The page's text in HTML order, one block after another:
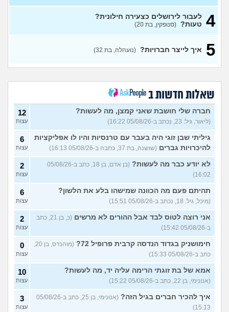
עדיין בזוי?
(Itay Daniel Asael,
הדיירת לקחה את החוזה
הקודם, מחקה והחליפה
תאריכים
עצות
איך אתם נוהגים לעדכן שכר
ההורים זרקו אותי מהבית, ואין
לי לאן ללכת
(ניתאי, בן 28)
משפחה בבניין שהורסת את
איכות החיים, מה אפשר לעשות
עם זה? (אלון, בן 18)
2
עצות
שכנים חסרי מנוח בבירת
העמק, איך להתמודד?
3
עצות
הלכו לנו 30 אלף שקל לפח,
איך להתמודד עם זה?
9
עצות
איפה לגור? מחפשים קהילה
וחקלאות
(דנה, בת 40)
2
המדרגות בבניין לשלהם, מה
לעשות?
7
עצות
שכנה שהפכה למטרד מה
10
השותפה בחדר לומדת עם
שותפה אחרת מהדירה כל הזמן
בחדר (דבורה, בת 23)
2
4 לעבור לירושלים כצעירה חילונית?
טעות? (סנופקין, בת 20)
5 איך לייצר חברויות? (נועהלה, בת 32)
שאלות חדשות ב
חברה שלי חושבת שאני קמצן, מה לעשות?
(ליאור, גיל: 23, נכתב ב-05/08/26 16:22)
12
עצות
גיליתי שבן זוגי היה בעבר עם טרנסיות והיו לו אפליקציות
להיכרויות גברים (שושנה, בת 37, כתבה ב-05/08/26 16:13)
6
עצות
לא יודע כבר מה לעשות?
(בן אדם, בן 18, כתב ב-05/08/26
16:02)
2
עצות
תהיתם פעם מה הכוונה שמישהו בלע את הלשון?
(מיכל, גיל: 18, נכתב ב-05/08/26 15:51)
6
עצות
אני רוצה לטוס לבד אבל ההורים לא מרשים
(כ, בן 21, כתב
ב-05/08/26 15:42)
2
עצות
חימושניק בגדוד הנדסה קרבית פרופיל 72?
(מוהנדס, בן 20,
כתב ב-05/08/26 15:33)
0
עצות
אמא של בת זוגתי הרימה עליה יד, מה לעשות?
(אנונימי, בן 22, כתב ב-05/08/26 15:22)
10
עצות
איך להכיר חברים בגיל הזה?
(אנונימי, בן 25, כתב ב-05/08/26
15:13)
3
עצות